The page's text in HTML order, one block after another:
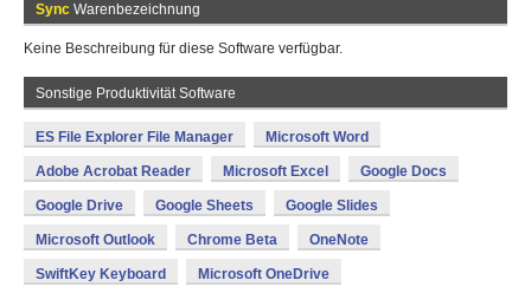
Sync Warenbezeichnung
Keine Beschreibung für diese Software verfügbar.
Sonstige Produktivität Software
ES File Explorer File Manager Microsoft Word
Adobe Acrobat Reader Microsoft Excel Google Docs
Google Drive Google Sheets Google Slides
Microsoft Outlook Chrome Beta OneNote
SwiftKey Keyboard Microsoft OneDrive